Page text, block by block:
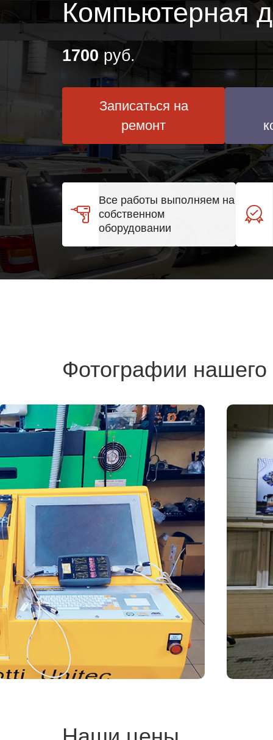
Компьютерная
1700 руб.
Записаться на
ремонт
Все работы выполняем на
собственном
оборудовании
Фотографии нашего